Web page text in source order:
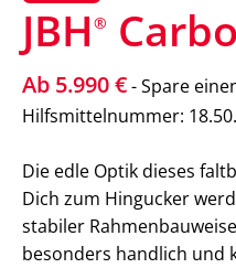
JBH ®
Ab 5.990 €- Spare
Hilfsmittelnummer:
Die edle Optik dieses
Dich zum Hingucker
stabiler
besonders handlich und